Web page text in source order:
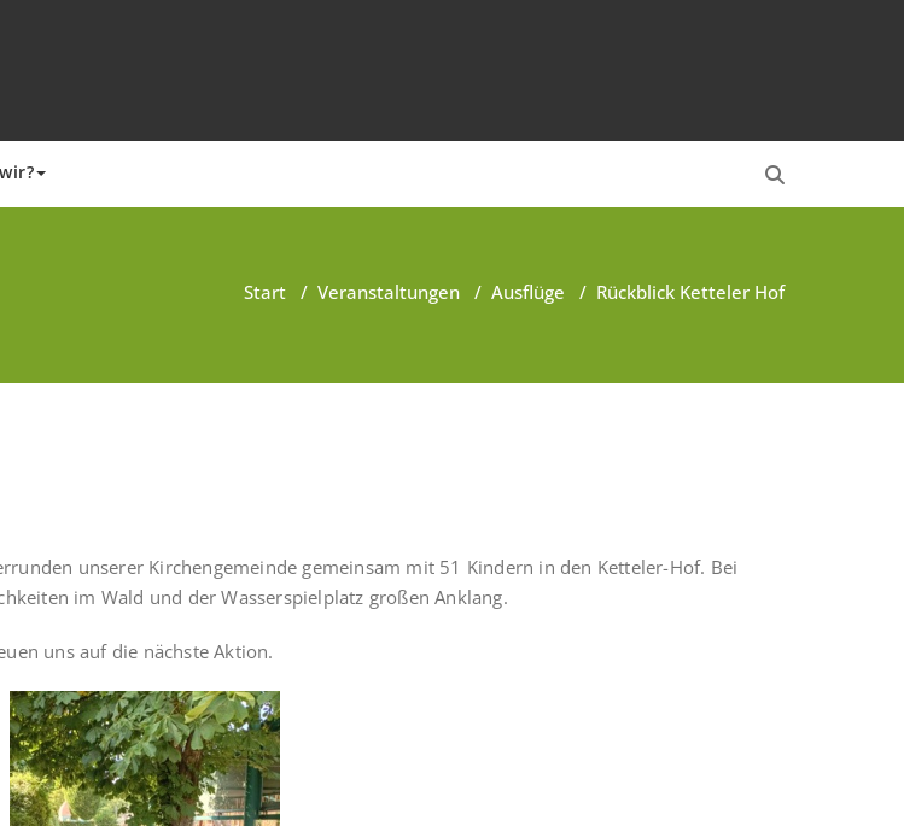
Start / Veranstaltungen / Ausflüge / Rückblick Ketteler Hof
unserer Kirchengemeinde gemeinsam mit 51 Kindern in den Ketteler-Hof. Bei
im Wald und der Wasserspielplatz großen Anklang.
uns auf die nächste Aktion.